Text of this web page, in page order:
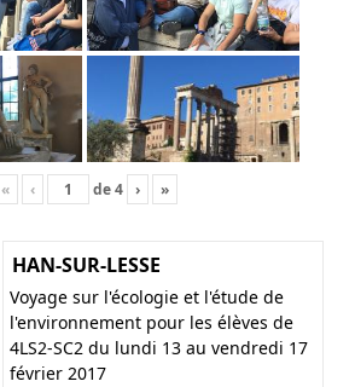
« ‹ de4 › »
HAN-SUR-LESSE
Voyage sur l'écologie et l'étude de
l'environnement pour les élèves de
4LS2-SC2 du lundi 13 au vendredi 17
février 2017